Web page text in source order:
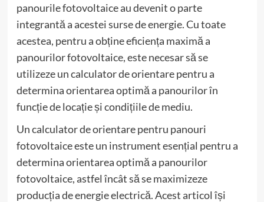
panourile fotovoltaice au devenit o parte
integrantă a acestei surse de energie. Cu toate
acestea, pentru a obține eficiența maximă a
panourilor fotovoltaice, este necesar să se
utilizeze un calculator de orientare pentru a
determina orientarea optimă a panourilor în
funcție de locație și condițiile de mediu.
Un calculator de orientare pentru panouri
fotovoltaice este un instrument esențial pentru a
determina orientarea optimă a panourilor
fotovoltaice, astfel încât să se maximizeze
producția de energie electrică. Acest articol își